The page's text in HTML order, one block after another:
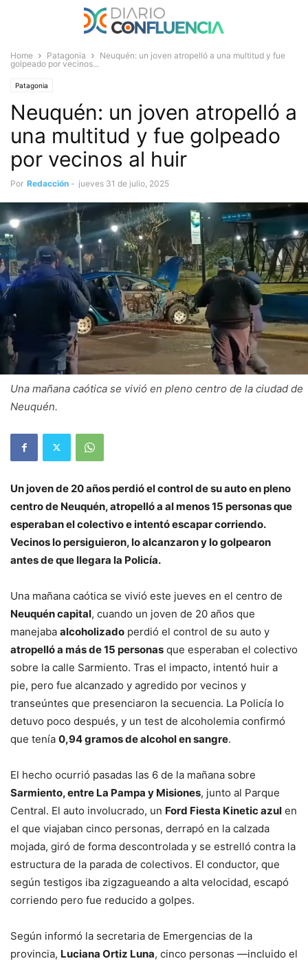
Home Patagonia
Neuquén: un joven atropelló a una multitud y fue
golpeado por vecinos...
Patagonia
Neuquén: un joven atropelló a
una multitud y fue golpeado
por vecinos al huir
Por Redacción - jueves 31 de julio, 2025
Una mañana caótica se vivió en pleno centro de la ciudad de
Neuquén.
Un joven de 20 años perdió el control de su auto en pleno
centro de Neuquén, atropelló a al menos 15 personas que
esperaban el colectivo e intentó escapar corriendo.
Vecinos lo persiguieron, lo alcanzaron y lo golpearon
antes de que llegara la Policía.
Una mañana caótica se vivió este jueves en el centro de
Neuquén capital, cuando un joven de 20 años que
manejaba alcoholizado perdió el control de su auto y
atropelló a más de 15 personas que esperaban el colectivo
sobre la calle Sarmiento. Tras el impacto, intentó huir a
pie, pero fue alcanzado y agredido por vecinos y
transeúntes que presenciaron la secuencia. La Policía lo
detuvo poco después, y un test de alcoholemia confirmó
que tenía 0,94 gramos de alcohol en sangre.
El hecho ocurrió pasadas las 6 de la mañana sobre
Sarmiento, entre La Pampa y Misiones, junto al Parque
Central. El auto involucrado, un Ford Fiesta Kinetic azul en
el que viajaban cinco personas, derrapó en la calzada
mojada, giró de forma descontrolada y se estrelló contra la
estructura de la parada de colectivos. El conductor, que
según testigos iba zigzagueando a alta velocidad, escapó
corriendo pero fue reducido a golpes.
Según informó la secretaria de Emergencias de la
provincia, Luciana Ortiz Luna, cinco personas —incluido el